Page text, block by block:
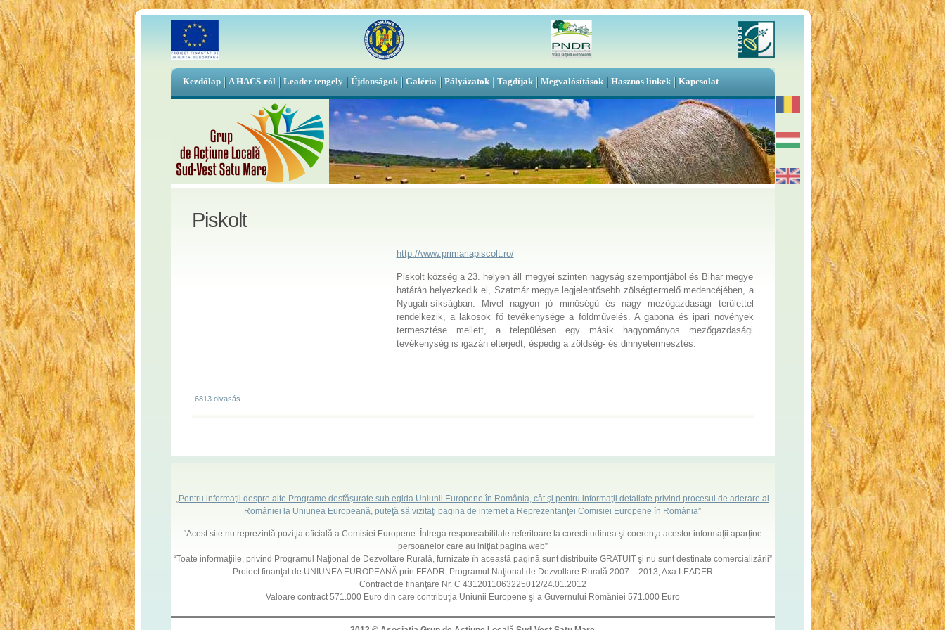
Kezdőlap A HACS-ról Leader tengely Újdonságok Galéria Pályázatok Tagdíjak Megvalósítások Hasznos linkek Kapcsolat
Piskolt
http://www.primariapiscolt.ro/
Piskolt község a 23. helyen áll megyei szinten nagyság szempontjábol és Bihar megye
határán helyezkedik el, Szatmár megye legjelentősebb zölségtermelő medencéjében, a
Nyugati-síkságban. Mivel nagyon jó minőségű és nagy mezőgazdasági területtel
rendelkezik, a lakosok fő tevékenysége a földművelés. A gabona és ipari növények
termesztése mellett, a településen egy másik hagyományos mezőgazdasági
tevékenység is igazán elterjedt, éspedig a zöldség- és dinnyetermesztés.
6813 olvasás
„Pentru informaţii despre alte Programe desfăşurate sub egida Uniunii Europene în România, cât şi pentru informaţii detaliate privind procesul de aderare al
României la Uniunea Europeană, puteţă să vizitaţi pagina de internet a Reprezentanţei Comisiei Europene în România”
“Acest site nu reprezintă poziţia oficială a Comisiei Europene. Întrega responsabilitate referitoare la corectitudinea şi coerenţa acestor informaţii aparţine
persoanelor care au iniţiat pagina web”
“Toate informaţiile, privind Programul Naţional de Dezvoltare Rurală, furnizate în această pagină sunt distribuite GRATUIT şi nu sunt destinate comercializării”
Proiect finanţat de UNIUNEA EUROPEANĂ prin FEADR, Programul Naţional de Dezvoltare Rurală 2007 – 2013, Axa LEADER
Contract de finanţare Nr. C 4312011063225012/24.01.2012
Valoare contract 571.000 Euro din care contribuţia Uniunii Europene şi a Guvernului României 571.000 Euro